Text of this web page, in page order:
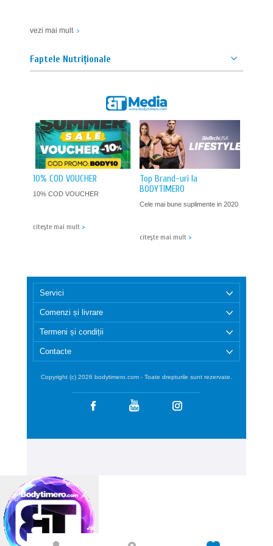
5.0
Васил Спасов| 10 septembrie 2020
5.0
RECOMAND!
vezi mai mult
Faptele Nutriționale
10% COD VOUCHER
10% COD VOUCHER
citeşte mai mult >
Top Brand-uri la
BODYTIMERO
Cele mai bune suplimente in 2020
citeşte mai mult >
Servici
Comenzi și livrare
Termeni și condiții
Contacte
Copyright (c) 2026 bodytimero.com - Toate drepturile sunt rezervate.